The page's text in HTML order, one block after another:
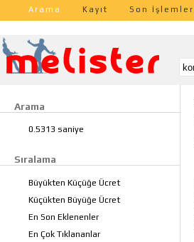
Arama Kayıt Son İşlemler
Arama
0.5313 saniye
Sıralama
Büyükten Küçüğe Ücret
Küçükten Büyüğe Ücret
En Son Eklenenler
En Çok Tıklananlar